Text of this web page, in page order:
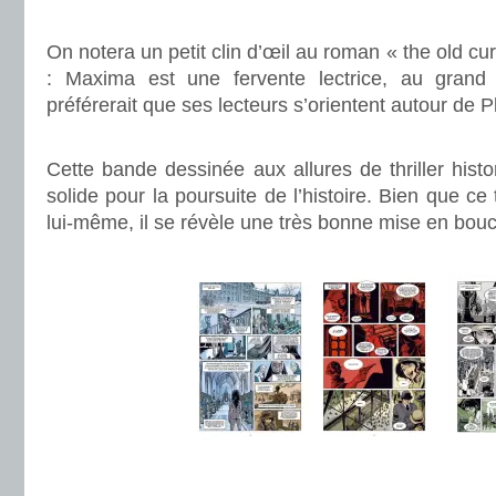
On notera un petit clin d’œil au roman « the old
: Maxima est une fervente lectrice, au
préférerait que ses lecteurs s’orientent autour de
Cette bande dessinée aux allures de thriller
solide pour la poursuite de l’histoire. Bien que
lui-même, il se révèle une très bonne mise en